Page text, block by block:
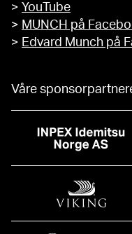
> YouTube
> MUNCH på
> Edvard Munch på
Våre